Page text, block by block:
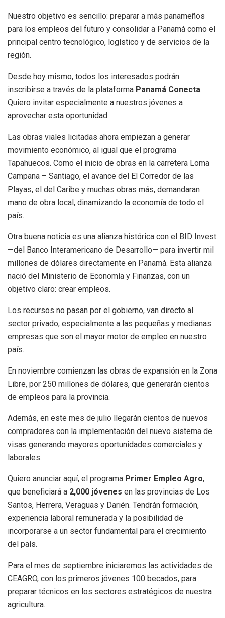
Nuestro objetivo es sencillo: preparar a más panameños
para los empleos del futuro y consolidar a Panamá como el
principal centro tecnológico, logístico y de servicios de la
región.
Desde hoy mismo, todos los interesados podrán
inscribirse a través de la plataforma Panamá Conecta.
Quiero invitar especialmente a nuestros jóvenes a
aprovechar esta oportunidad.
Las obras viales licitadas ahora empiezan a generar
movimiento económico, al igual que el programa
Tapahuecos. Como el inicio de obras en la carretera Loma
Campana – Santiago, el avance del El Corredor de las
Playas, el del Caribe y muchas obras más, demandaran
mano de obra local, dinamizando la economía de todo el
país.
Otra buena noticia es una alianza histórica con el BID Invest
—del Banco Interamericano de Desarrollo— para invertir mil
millones de dólares directamente en Panamá. Esta alianza
nació del Ministerio de Economía y Finanzas, con un
objetivo claro: crear empleos.
Los recursos no pasan por el gobierno, van directo al
sector privado, especialmente a las pequeñas y medianas
empresas que son el mayor motor de empleo en nuestro
país.
En noviembre comienzan las obras de expansión en la Zona
Libre, por 250 millones de dólares, que generarán cientos
de empleos para la provincia.
Además, en este mes de julio llegarán cientos de nuevos
compradores con la implementación del nuevo sistema de
visas generando mayores oportunidades comerciales y
laborales.
Quiero anunciar aquí, el programa Primer Empleo Agro,
que beneficiará a 2,000 jóvenes en las provincias de Los
Santos, Herrera, Veraguas y Darién. Tendrán formación,
experiencia laboral remunerada y la posibilidad de
incorporarse a un sector fundamental para el crecimiento
del país.
Para el mes de septiembre iniciaremos las actividades de
CEAGRO, con los primeros jóvenes 100 becados, para
preparar técnicos en los sectores estratégicos de nuestra
agricultura.